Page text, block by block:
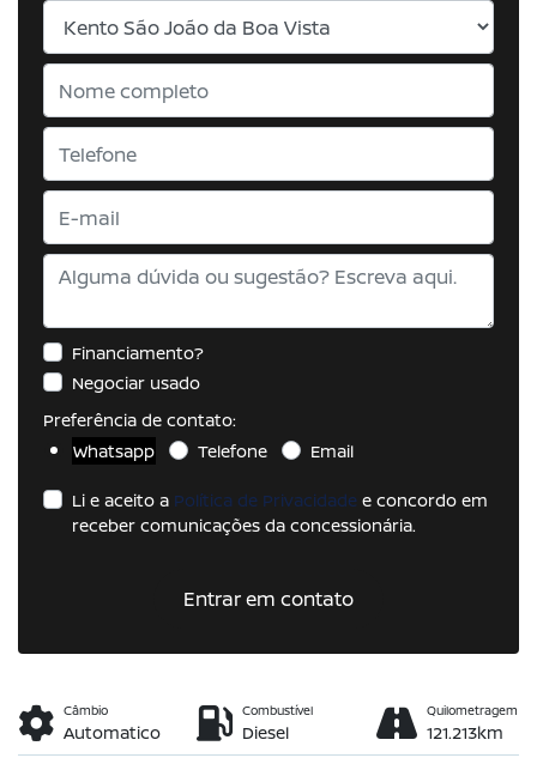
Financiamento?
Negociar usado
Preferência de contato:
Whatsapp
Telefone Email
Li e aceito a Política de Privacidade e concordo em
receber comunicações da concessionária.
Entrar em contato
Câmbio
Automatico
Combustível
Diesel
Quilometragem
121.213km